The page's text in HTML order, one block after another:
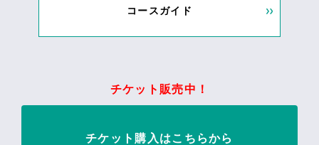
コースガイド
チケット販売中！
チケット購入はこちらから